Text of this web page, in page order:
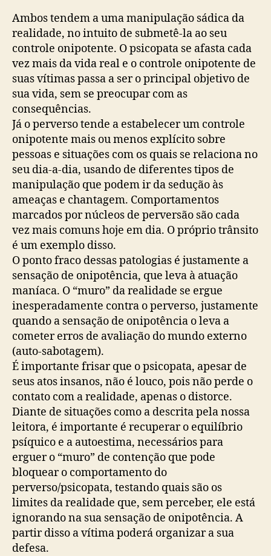
Ambos tendem a uma manipulação sádica da
realidade, no intuito de submetê-la ao seu
controle onipotente. O psicopata se afasta cada
vez mais da vida real e o controle onipotente de
suas vítimas passa a ser o principal objetivo de
sua vida, sem se preocupar com as
consequências.
Já o perverso tende a estabelecer um controle
onipotente mais ou menos explícito sobre
pessoas e situações com os quais se relaciona no
seu dia-a-dia, usando de diferentes tipos de
manipulação que podem ir da sedução às
ameaças e chantagem. Comportamentos
marcados por núcleos de perversão são cada
vez mais comuns hoje em dia. O próprio trânsito
é um exemplo disso.
O ponto fraco dessas patologias é justamente a
sensação de onipotência, que leva à atuação
maníaca. O “muro” da realidade se ergue
inesperadamente contra o perverso, justamente
quando a sensação de onipotência o leva a
cometer erros de avaliação do mundo externo
(auto-sabotagem).
É importante frisar que o psicopata, apesar de
seus atos insanos, não é louco, pois não perde o
contato com a realidade, apenas o distorce.
Diante de situações como a descrita pela nossa
leitora, é importante é recuperar o equilíbrio
psíquico e a autoestima, necessários para
erguer o “muro” de contenção que pode
bloquear o comportamento do
perverso/psicopata, testando quais são os
limites da realidade que, sem perceber, ele está
ignorando na sua sensação de onipotência. A
partir disso a vítima poderá organizar a sua
defesa.